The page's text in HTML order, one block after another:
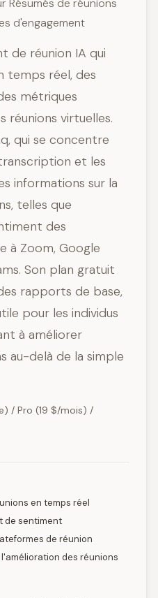
Résumés de réunions
d'engagement
de réunion IA qui
temps réel, des
métriques
réunions virtuelles.
qui se concentre
et les
informations sur la
telles que
des
à Zoom, Google
Son plan gratuit
rapports de base,
pour les individus
à améliorer
au-delà de la simple
/ Pro (19 $/mois) /
en temps réel
de sentiment
de réunion
des réunions